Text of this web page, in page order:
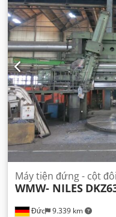
Đức 9.339 km
Máy tiện đứng - cột đôi
WMW- NILES